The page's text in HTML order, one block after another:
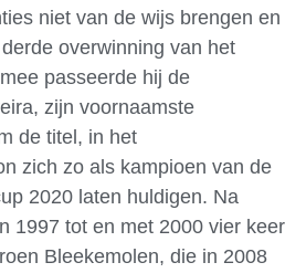
niet van de wijs brengen en
overwinning van het
passeerde hij de
zijn voornaamste
de titel, in het
zich zo als kampioen van de
2020 laten huldigen. Na
1997 tot en met 2000 vier keer
Bleekemolen, die in 2008